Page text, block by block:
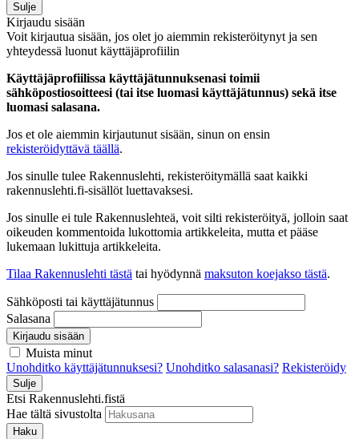
Sulje
Kirjaudu sisään
Voit kirjautua sisään, jos olet jo aiemmin rekisteröitynyt ja sen
yhteydessä luonut käyttäjäprofiilin
Käyttäjäprofiilissa käyttäjätunnuksenasi toimii
sähköpostiosoitteesi (tai itse luomasi käyttäjätunnus) sekä itse
luomasi salasana.
Jos et ole aiemmin kirjautunut sisään, sinun on ensin
rekisteröidyttävä täällä.
Jos sinulle tulee Rakennuslehti, rekisteröitymällä saat kaikki
rakennuslehti.fi-sisällöt luettavaksesi.
Jos sinulle ei tule Rakennuslehteä, voit silti rekisteröityä, jolloin saat
oikeuden kommentoida lukottomia artikkeleita, mutta et pääse
lukemaan lukittuja artikkeleita.
Tilaa Rakennuslehti tästä tai hyödynnä maksuton koejakso tästä.
Sähköposti tai käyttäjätunnus
Salasana
Kirjaudu sisään
Muista minut
Unohditko käyttäjätunnuksesi? Unohditko salasanasi? Rekisteröidy
Sulje
Etsi Rakennuslehti.fistä
Hae tältä sivustolta
Haku